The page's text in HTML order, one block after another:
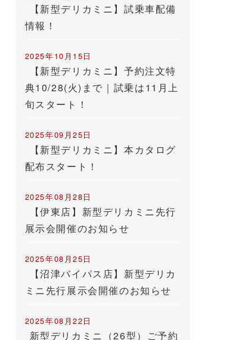
【新型デリカミニ】試乗車配備
情報！
2025年10月15日
【新型デリカミニ】予約注文特
典10/28(火)まで｜試乗は11月上
旬スタート！
2025年09月25日
【新型デリカミニ】本カタログ
配布スタート！
2025年08月28日
【伊東店】新型デリカミニ先行
展示会開催のお知らせ
2025年08月25日
【沼津バイパス店】新型デリカ
ミニ先行展示会開催のお知らせ
2025年08月22日
新型デリカミニ（26型）ご予約